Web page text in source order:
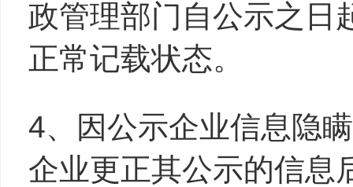
政管理部门自公示之日
正常记载状态。
4、因公示企业信息隐
企业更正其公示的信息